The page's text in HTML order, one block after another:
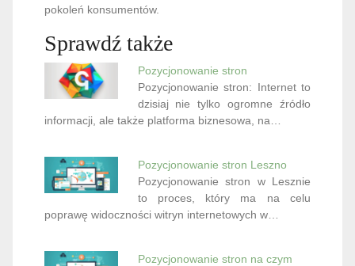
pokoleń konsumentów.
Sprawdź także
Pozycjonowanie stron
Pozycjonowanie stron: Internet to
dzisiaj nie tylko ogromne źródło
informacji, ale także platforma biznesowa, na…
Pozycjonowanie stron Leszno
Pozycjonowanie stron w Lesznie
to proces, który ma na celu
poprawę widoczności witryn internetowych w…
Pozycjonowanie stron na czym